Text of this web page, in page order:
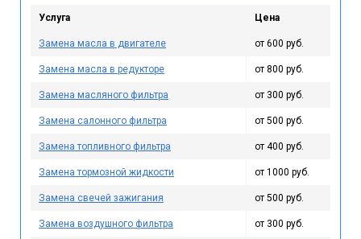
Услуга Цена
Замена масла в двигателе от 600 руб.
Замена масла в редукторе от 800 руб.
Замена масляного фильтра от 300 руб.
Замена салонного фильтра от 500 руб.
Замена топливного фильтра от 400 руб.
Замена тормозной жидкости от 1000 руб.
Замена свечей зажигания от 500 руб.
Замена воздушного фильтра от 300 руб.